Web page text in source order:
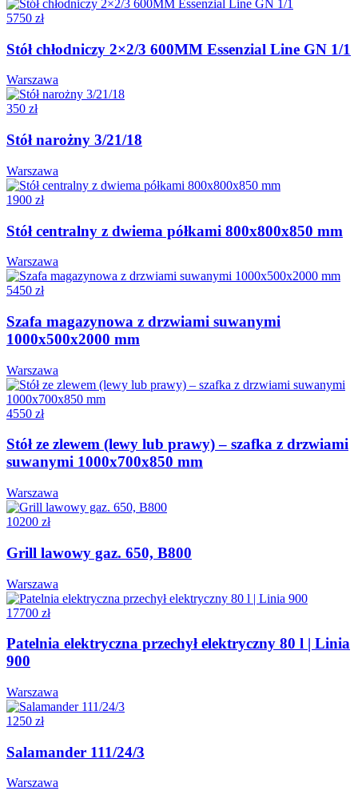
5750 zł
Stół chłodniczy 2×2/3 600MM Essenzial Line GN 1/1
Warszawa
350 zł
Stół narożny 3/21/18
Warszawa
1900 zł
Stół centralny z dwiema półkami 800x800x850 mm
Warszawa
5450 zł
Szafa magazynowa z drzwiami suwanymi
1000x500x2000 mm
Warszawa
4550 zł
Stół ze zlewem (lewy lub prawy) – szafka z drzwiami
suwanymi 1000x700x850 mm
Warszawa
10200 zł
Grill lawowy gaz. 650, B800
Warszawa
17700 zł
Patelnia elektryczna przechył elektryczny 80 l | Linia
900
Warszawa
1250 zł
Salamander 111/24/3
Warszawa